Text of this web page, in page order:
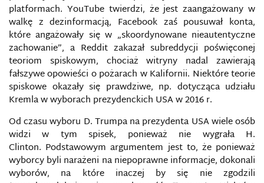
platformach. YouTube twierdzi, że jest zaangażowany w
walkę z dezinformacją, Facebook zaś pousuwał konta,
które angażowały się w „skoordynowane nieautentyczne
zachowanie”, a Reddit zakazał subreddycji poświęconej
teoriom spiskowym, chociaż witryny nadal zawierają
fałszywe opowieści o pożarach w Kalifornii. Niektóre teorie
spiskowe okazały się prawdziwe, np. dotycząca udziału
Kremla w wyborach prezydenckich USA w 2016 r.
Od czasu wyboru D. Trumpa na prezydenta USA wiele osób
widzi w tym spisek, ponieważ nie wygrała H.
Clinton. Podstawowym argumentem jest to, że ponieważ
wyborcy byli narażeni na niepoprawne informacje, dokonali
wyborów, na które inaczej by się nie zgodzili